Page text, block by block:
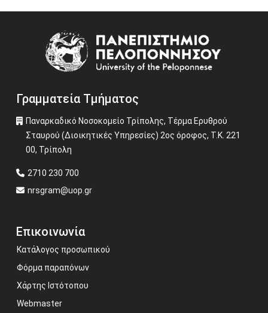
Γραμματεία Τμήματος
Παναρκαδικό Νοσοκομείο Τρίπολης, Τέρμα Ερυθρού
Σταυρού (Διοικητικές Υπηρεσίες) 2ος όροφος, Τ.Κ. 221
00, Τρίπολη
2710 230 700
nrsgram@uop.gr
Επικοινωνία
Κατάλογος προσωπικού
Φόρμα παραπόνων
Χάρτης Ιστότοπου
Webmaster